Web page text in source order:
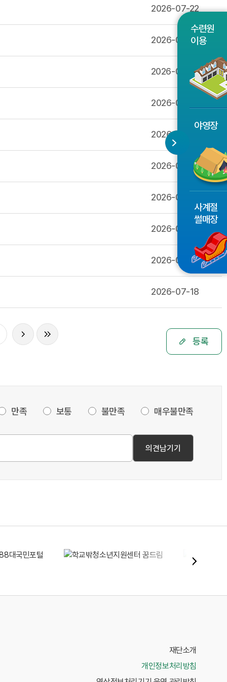
수련원
이용
야영장
사계절
썰매장
2026-07-22
2026-07-22
2026-07-20
2026-07-19
2026-07-19
2026-07-19
2026-07-19
2026-07-19
2026-07-19
2026-07-18
등록
만족 보통 불만족 매우불만족
재단소개
개인정보처리방침